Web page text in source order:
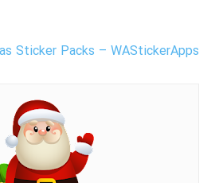
Sticker Packs – WAStickerApps